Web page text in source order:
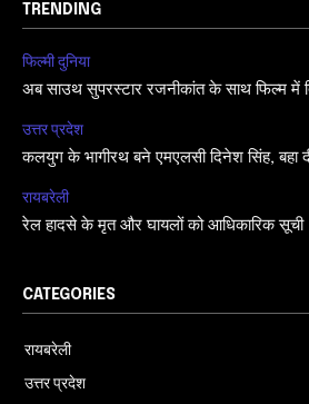
TRENDING
फिल्मी दुनिया
अब साउथ सुपरस्टार रजनीकांत के साथ फिल्म में
उत्तर प्रदेश
कलयुग के भागीरथ बने एमएलसी दिनेश सिंह, बहा
रायबरेली
रेल हादसे के मृत और घायलों को आधिकारिक सूची
CATEGORIES
रायबरेली
उत्तर प्रदेश